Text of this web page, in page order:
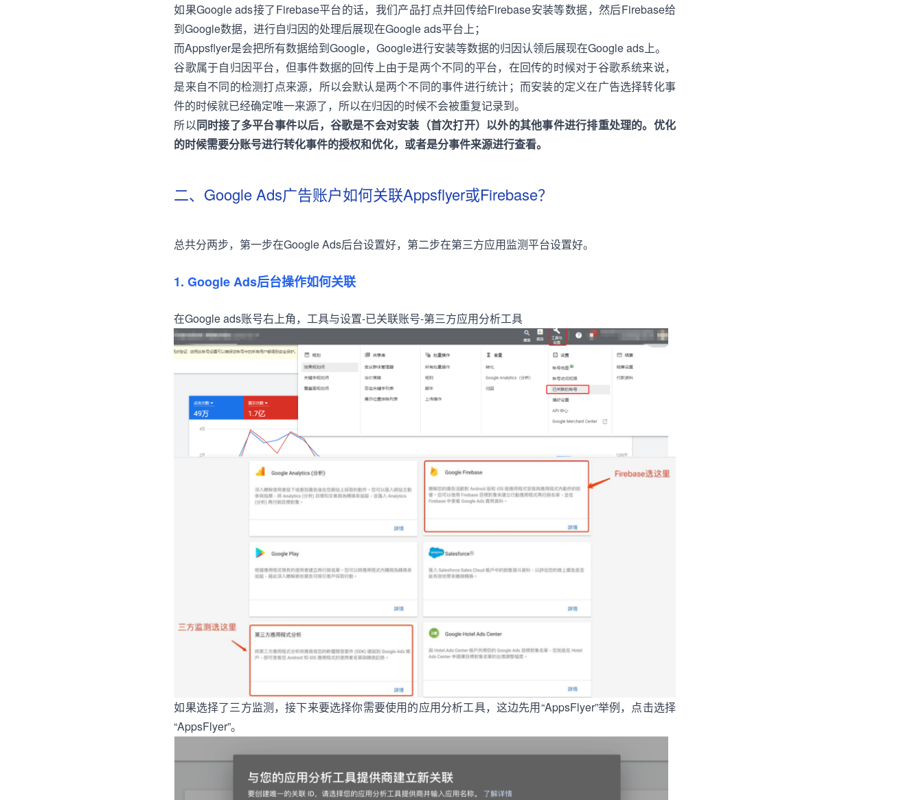
如果Google ads接了Firebase平台的话，我们产品打点并回传给Firebase安装等数据，然后Firebase给
到Google数据，进行自归因的处理后展现在Google ads平台上；
而Appsflyer是会把所有数据给到Google，Google进行安装等数据的归因认领后展现在Google ads上。
谷歌属于自归因平台，但事件数据的回传上由于是两个不同的平台，在回传的时候对于谷歌系统来说，
是来自不同的检测打点来源，所以会默认是两个不同的事件进行统计；而安装的定义在广告选择转化事
件的时候就已经确定唯一来源了，所以在归因的时候不会被重复记录到。
所以同时接了多平台事件以后，谷歌是不会对安装（首次打开）以外的其他事件进行排重处理的。优化
的时候需要分账号进行转化事件的授权和优化，或者是分事件来源进行查看。
二、Google Ads广告账户如何关联Appsflyer或Firebase？
总共分两步，第一步在Google Ads后台设置好，第二步在第三方应用监测平台设置好。
1. Google Ads后台操作如何关联
在Google ads账号右上角，工具与设置-已关联账号-第三方应用分析工具
如果选择了三方监测，接下来要选择你需要使用的应用分析工具，这边先用“AppsFlyer”举例，点击选择
“AppsFlyer”。